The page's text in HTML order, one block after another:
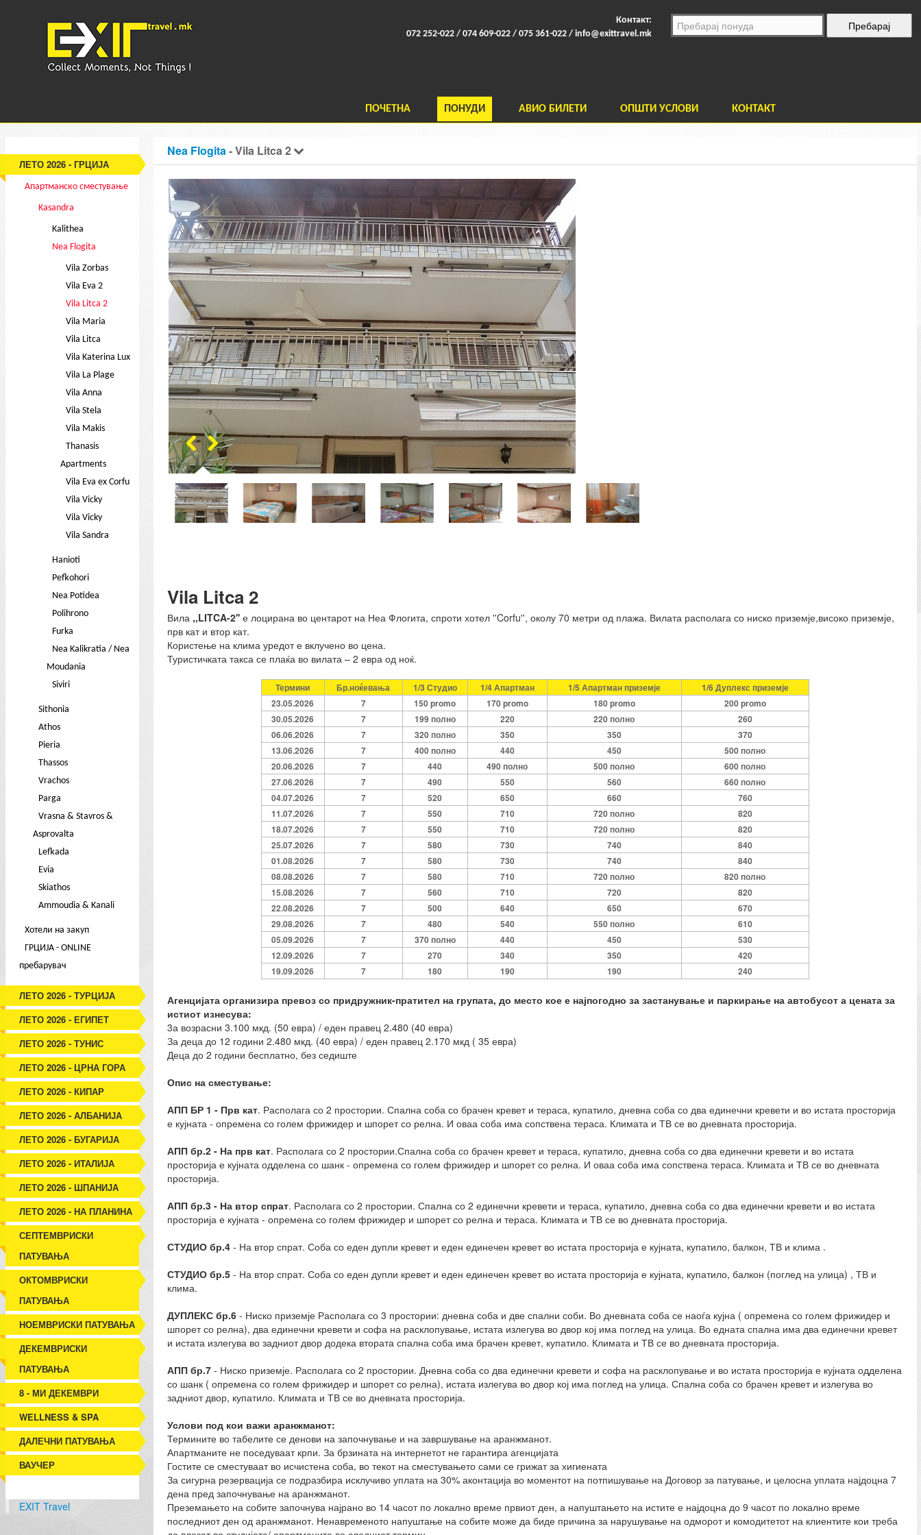
Контакт:
072 252-022 / 074 609-022 / 075 361-022 / info@exittravel.mk
ПОЧЕТНА ПОНУДИ АВИО БИЛЕТИ ОПШТИ УСЛОВИ КОНТАКТ
ЛЕТО 2026 - ГРЦИЈА
Апартманско сместување
Kasandra
Kalithea
Nea Flogita
Vila Zorbas
Vila Eva 2
Vila Litca 2
Vila Maria
Vila Litca
Vila Katerina Lux
Vila La Plage
Vila Anna
Vila Stela
Vila Makis
Thanasis
Apartments
Vila Eva ex Corfu
Vila Vicky
Vila Vicky
Vila Sandra
Hanioti
Pefkohori
Nea Potidea
Polihrono
Furka
Nea Kalikratia / Nea
Moudania
Siviri
Sithonia
Athos
Pieria
Thassos
Vrachos
Parga
Vrasna & Stavros &
Asprovalta
Lefkada
Evia
Skiathos
Ammoudia & Kanali
Хотели на закуп
ГРЦИЈА - ONLINE
пребарувач
ЛЕТО 2026 - ТУРЦИЈА
ЛЕТО 2026 - ЕГИПЕТ
ЛЕТО 2026 - ТУНИС
ЛЕТО 2026 - ЦРНА ГОРА
ЛЕТО 2026 - КИПАР
ЛЕТО 2026 - АЛБАНИЈА
ЛЕТО 2026 - БУГАРИЈА
ЛЕТО 2026 - ИТАЛИЈА
ЛЕТО 2026 - ШПАНИЈА
ЛЕТО 2026 - НА ПЛАНИНА
СЕПТЕМВРИСКИ
ПАТУВАЊА
ОКТОМВРИСКИ
ПАТУВАЊА
НОЕМВРИСКИ ПАТУВАЊА
ДЕКЕМВРИСКИ
ПАТУВАЊА
8 - МИ ДЕКЕМВРИ
WELLNESS & SPA
ДАЛЕЧНИ ПАТУВАЊА
ВАУЧЕР
EXIT Travel
Nea Flogita- Vila Litca 2
Vila Litca 2
Вила ,,LITCA-2''е лоцирана во центарот на Неа Флогита, спроти хотел ''Corfu'', околу 70 метри од плажа. Вилата располага со ниско приземје,високо приземје,
прв кат и втор кат.
Користење на клима уредот е вклучено во цена.
Туристичката такса се плаќа во вилата – 2 евра од ноќ.
Термини Бр.ноќевања 1/3 Студио 1/4 Апартман 1/5 Апартман приземје
1/6 Дуплекс приземје
23.05.2026
7 150 promo 170 promo 180 promo
200 promo
30.05.2026
7 199 полно 220 220 полно
260
06.06.2026
7 320 полно 350 350
370
13.06.2026
7 400 полно 440 450
500 полно
20.06.2026
7 440 490 полно 500 полно
600 полно
27.06.2026
7 490 550 560
660 полно
04.07.2026
7 520 650 660
760
11.07.2026
7 550 710 720 полно
820
18.07.2026
7 550 710 720 полно
820
25.07.2026
7 580 730 740
840
01.08.2026
7 580 730 740
840
08.08.2026
7 580 710 720 полно
820 полно
15.08.2026
7 560 710 720
820
22.08.2026
7 500 640 650
670
29.08.2026
7 480 540 550 полно
610
05.09.2026
7 370 полно 440 450
530
12.09.2026
7 270 340 350
420
19.09.2026
7 180 190 190 240
Агенцијата организира превоз со придружник-пратител на групата, до место кое е најпогодно за застанување и паркирање на автобусот а цената за
истиот изнесува:
3а возрасни 3.100 мкд. (50 евра) / еден правец 2.480 (40 евра)
За деца до 12 години 2.480 мкд. (40 евра) / еден правец 2.170 мкд ( 35 евра)
Деца до 2 години бесплатно, без седиште
Опис на сместување:
АПП БР 1 - Прв кат. Располага со 2 простории. Спална соба со брачен кревет и тераса, купатило, дневна соба со два единечни кревети и во истата просторија
е кујната - опремена со голем фрижидер и шпорет со релна. И оваа соба има сопствена тераса. Климата и ТВ се во дневната просторија.
АПП бр.2 - На прв кат. Располага со 2 простории.Спална соба со брачен кревет и тераса, купатило, дневна соба со два единечни кревети и во истата
просторија е кујната одделена со шанк - опремена со голем фрижидер и шпорет со релна. И оваа соба има сопствена тераса. Климата и ТВ се во дневната
просторија.
АПП бр.3 - На втор спрат. Располага со 2 простории. Спална со 2 единечни кревети и тераса, купатило, дневна соба со два единечни кревети и во истата
просторија е кујната - опремена со голем фрижидер и шпорет со релна и тераса. Климата и ТВ се во дневната просторија.
СТУДИО бр.4- На втор спрат. Соба со еден дупли кревет и еден единечен кревет во истата просторија е кујната, купатило, балкон, ТВ и клима .
СТУДИО бр.5- На втор спрат. Соба со еден дупли кревет и еден единечен кревет во истата просторија е кујната, купатило, балкон (поглед на улица) , ТВ и
клима.
ДУПЛЕКС бр.6- Ниско приземје Располага со 3 простории: дневна соба и две спални соби. Во дневната соба се наоѓа кујна ( опремена со голем фрижидер и
шпорет со релна), два единечни кревети и софа на расклопување, истата излегува во двор кој има поглед на улица. Во едната спална има два единечни кревет
и истата излегува во задниот двор додека втората спална соба има брачен кревет, купатило. Климата и ТВ се во дневната просторија.
АПП бр.7- Ниско приземје. Располага со 2 простории. Дневна соба со два единечни кревети и софа на расклопување и во истата просторија е кујната одделена
со шанк ( опремена со голем фрижидер и шпорет со релна), истата излегува во двор кој има поглед на улица. Спална соба со брачен кревет и излегува во
задниот двор, купатило. Климата и ТВ се во дневната просторија.
Услови под кои важи аранжманот:
Термините во табелите се денови на започнување и на завршување на аранжманот.
Апартманите не поседуваат крпи. За брзината на интернетот не гарантира агенцијата
Гостите се сместуваат во исчистена соба, во текот на сместувањето сами се грижат за хигиената
За сигурна резервација се подразбира исклучиво уплата на 30% аконтација во моментот на потпишување на Договор за патување, и целосна уплата најдоцна 7
дена пред започнување на аранжманот.
Преземањето на собите започнува најрано во 14 часот по локално време првиот ден, а напуштањето на истите е најдоцна до 9 часот по локално време
последниот ден од аранжманот. Ненавременото напуштање на собите може да биде причина за нарушување на одморот и комодитетот на клиентите кои треба